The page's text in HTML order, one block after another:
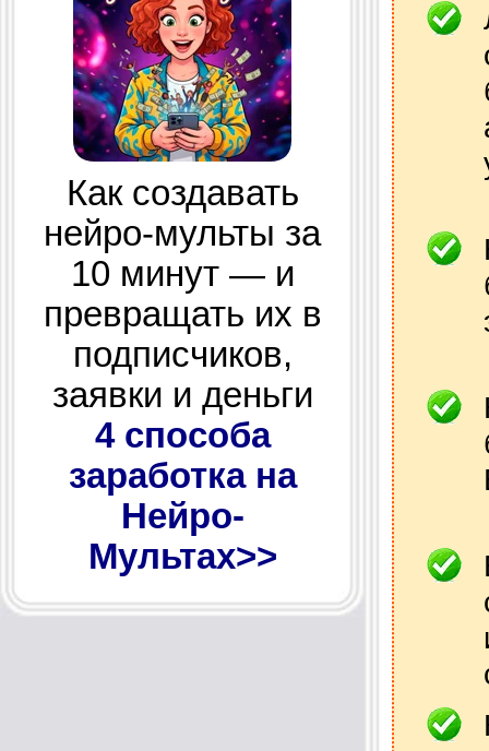
Как создавать
нейро-мульты за
10 минут — и
превращать их в
подписчиков,
заявки и деньги
4 способа
заработка на
Нейро-
Мультах>>